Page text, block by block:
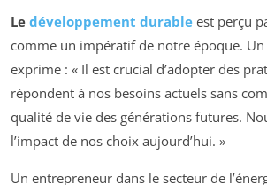
Le développement durable est perçu
comme un impératif de notre époque. Un
exprime : « Il est crucial d’adopter des
répondent à nos besoins actuels sans
qualité de vie des générations futures.
l’impact de nos choix aujourd’hui. »
Un entrepreneur dans le secteur de